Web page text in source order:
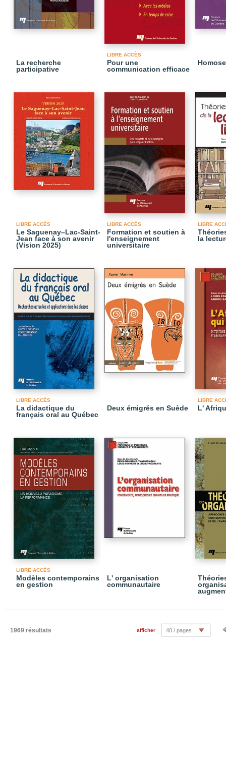
La recherche
participative
LIBRE ACCÈS
Pour une
communication efficace
LIBRE ACCÈS
Le Saguenay–Lac-Saint-
Jean face à son avenir
(Vision 2025)
LIBRE ACCÈS
Formation et soutien à
l'enseignement
universitaire
LIBRE
la
LIBRE ACCÈS
La didactique du
français oral au Québec
Deux émigrés en Suède
LIBRE
L'
LIBRE ACCÈS
Modèles contemporains
en gestion
L' organisation
communautaire
1969 résultats afficher 40 / pages